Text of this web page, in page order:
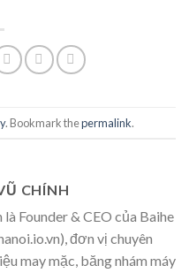
. Bookmark thepermalink.
CHÍNH
Founder & CEO của Baihe
đơn vị chuyên
may mặc, băng nhám máy